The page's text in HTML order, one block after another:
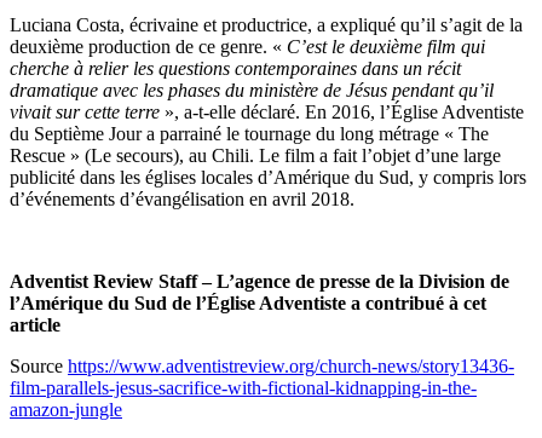
Luciana Costa, écrivaine et productrice, a expliqué qu’il s’agit de la
deuxième production de ce genre. « C’est le deuxième film qui
cherche à relier les questions contemporaines dans un récit
dramatique avec les phases du ministère de Jésus pendant qu’il
vivait sur cette terre », a-t-elle déclaré. En 2016, l’Église Adventiste
du Septième Jour a parrainé le tournage du long métrage « The
Rescue » (Le secours), au Chili. Le film a fait l’objet d’une large
publicité dans les églises locales d’Amérique du Sud, y compris lors
d’événements d’évangélisation en avril 2018.
Adventist Review Staff – L’agence de presse de la Division de
l’Amérique du Sud de l’Église Adventiste a contribué à cet
article
Source https://www.adventistreview.org/church-news/story13436-
film-parallels-jesus-sacrifice-with-fictional-kidnapping-in-the-
amazon-jungle